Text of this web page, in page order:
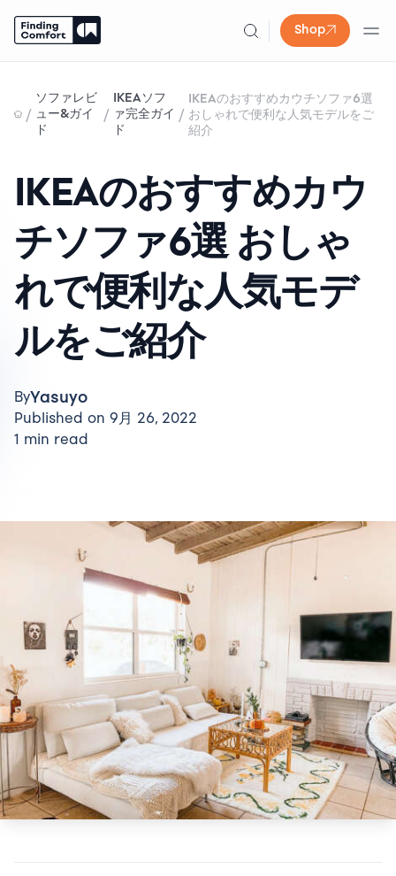
Shop
content
/
ソファレビ
ュー&ガイ
ド
/
IKEAソフ
ァ完全ガイ
ド
/
IKEAのおすすめカウチソファ6選
おしゃれで便利な人気モデルをご
紹介
IKEAのおすすめカウ
チソファ6選 おしゃ
れで便利な人気モデ
ルをご紹介
ByYasuyo
Published on 9月 26, 2022
1 min read